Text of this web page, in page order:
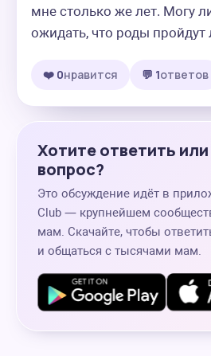
мне столько же лет. Могу
ожидать, что роды пройдут
❤️ 0нравится 💬 1ответов
Хотите ответить
вопрос?
Это обсуждение идёт в
Club — крупнейшем
мам. Скачайте, чтобы
и общаться с тысячами мам.